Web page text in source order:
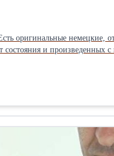
оригинальные немецкие,
с катком манипуляций. На
– 80-85 кг (зависит от износа и